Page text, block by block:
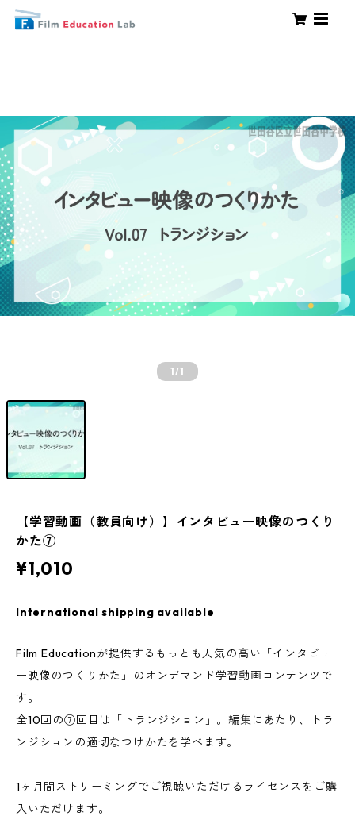
1/1
【学習動画（教員向け）】インタビュー映像のつくり
かた⑦
¥1,010
International shipping available
Film Educationが提供するもっとも人気の高い「インタビュ
ー映像のつくりかた」のオンデマンド学習動画コンテンツで
す。
全10回の⑦回目は「トランジション」。編集にあたり、トラ
ンジションの適切なつけかたを学べます。
1ヶ月間ストリーミングでご視聴いただけるライセンスをご購
入いただけます。